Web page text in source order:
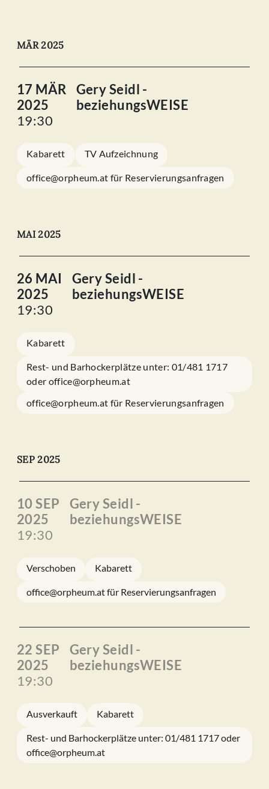
MÄR 2025
17 MÄR
2025
19:30
Gery Seidl -
beziehungsWEISE
Kabarett TV Aufzeichnung
office@orpheum.at für Reservierungsanfragen
MAI 2025
26 MAI
2025
19:30
Gery Seidl -
beziehungsWEISE
Kabarett
Rest- und Barhockerplätze unter: 01/481 1717
oder office@orpheum.at
office@orpheum.at für Reservierungsanfragen
SEP 2025
10 SEP
2025
19:30
Gery Seidl -
beziehungsWEISE
Verschoben Kabarett
office@orpheum.at für Reservierungsanfragen
22 SEP
2025
19:30
Gery Seidl -
beziehungsWEISE
Ausverkauft Kabarett
Rest- und Barhockerplätze unter: 01/481 1717 oder
office@orpheum.at